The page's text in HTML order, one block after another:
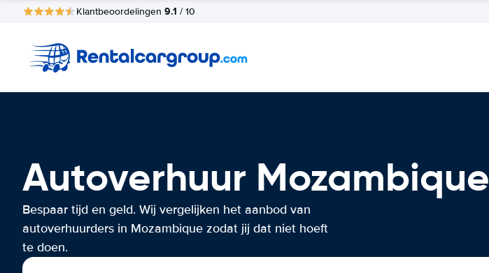
Klantbeoordelingen 9.1 / 10
Autoverhuur Mozambique
Bespaar tijd en geld. Wij vergelijken het aanbod van
autoverhuurders in Mozambique zodat jij dat niet hoeft
te doen.